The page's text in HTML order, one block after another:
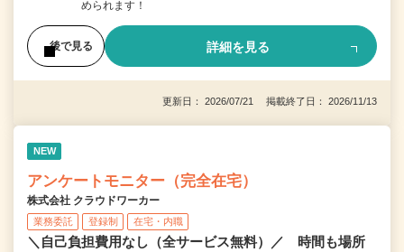
められます！
後で見る 詳細を見る
更新日： 2026/07/21 掲載終了日： 2026/11/13
NEW
アンケートモニター（完全在宅）
株式会社 クラウドワーカー
業務委託 登録制 在宅・内職
＼自己負担費用なし（全サービス無料）／ 時間も場所